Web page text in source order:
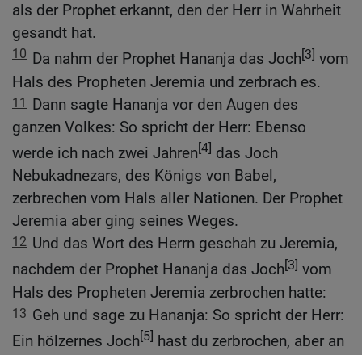
als der Prophet erkannt, den der Herr in Wahrheit
gesandt hat.
10 Da nahm der Prophet Hananja das Joch[3] vom
Hals des Propheten Jeremia und zerbrach es.
11 Dann sagte Hananja vor den Augen des
ganzen Volkes: So spricht der Herr: Ebenso
werde ich nach zwei Jahren[4] das Joch
Nebukadnezars, des Königs von Babel,
zerbrechen vom Hals aller Nationen. Der Prophet
Jeremia aber ging seines Weges.
12 Und das Wort des Herrn geschah zu Jeremia,
nachdem der Prophet Hananja das Joch[3] vom
Hals des Propheten Jeremia zerbrochen hatte:
13 Geh und sage zu Hananja: So spricht der Herr:
Ein hölzernes Joch[5] hast du zerbrochen, aber an